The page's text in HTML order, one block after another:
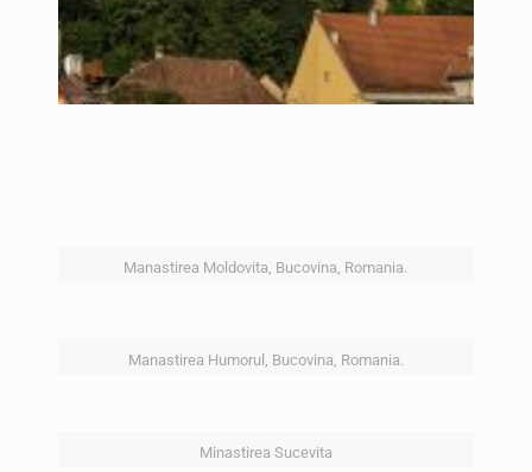
Manastirea Moldovita, Bucovina, Romania.
Manastirea Humorul, Bucovina, Romania.
Minastirea Sucevita